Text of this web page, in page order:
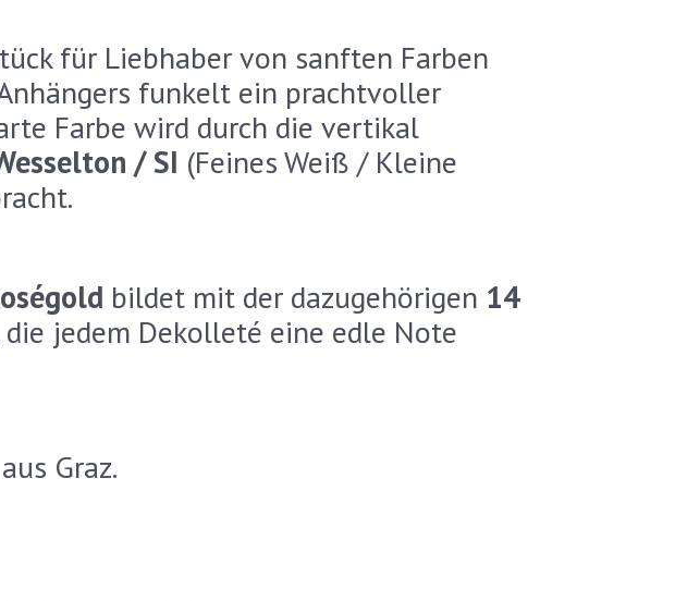
für Liebhaber von sanften Farben
funkelt ein prachtvoller
Farbe wird durch die vertikal
/ SI (Feines Weiß / Kleine
bildet mit der dazugehörigen 14
jedem Dekolleté eine edle Note
Graz.